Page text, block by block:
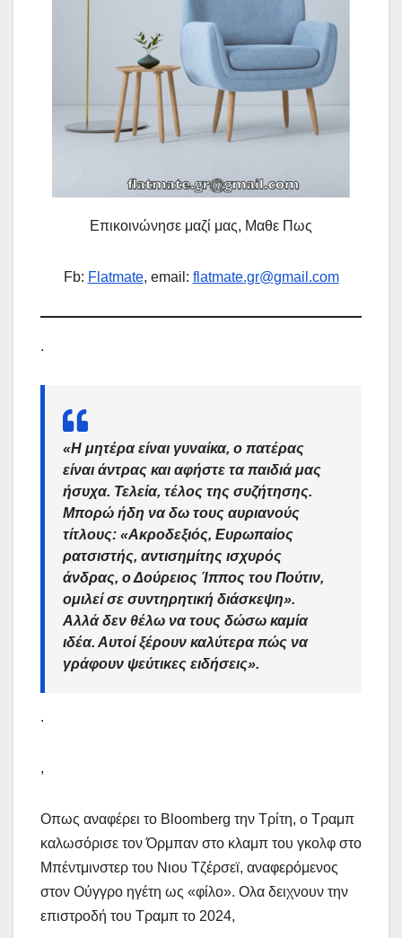
Επικοινώνησε μαζί μας, Μαθε Πως
Fb: Flatmate, email: flatmate.gr@gmail.com
.
«Η μητέρα είναι γυναίκα, ο πατέρας
είναι άντρας και αφήστε τα παιδιά μας
ήσυχα. Τελεία, τέλος της συζήτησης.
Μπορώ ήδη να δω τους αυριανούς
τίτλους: «Ακροδεξιός, Ευρωπαίος
ρατσιστής, αντισημίτης ισχυρός
άνδρας, ο Δούρειος Ίππος του Πούτιν,
ομιλεί σε συντηρητική διάσκεψη».
Αλλά δεν θέλω να τους δώσω καμία
ιδέα. Αυτοί ξέρουν καλύτερα πώς να
γράφουν ψεύτικες ειδήσεις».
.
,
Οπως αναφέρει το Bloomberg την Τρίτη, ο Τραμπ
καλωσόρισε τον Όρμπαν στο κλαμπ του γκολφ στο
Μπέντμινστερ του Νιου Τζέρσεϊ, αναφερόμενος
στον Ούγγρο ηγέτη ως «φίλο». Ολα δειχνουν την
επιστροδή του Τραμπ το 2024,